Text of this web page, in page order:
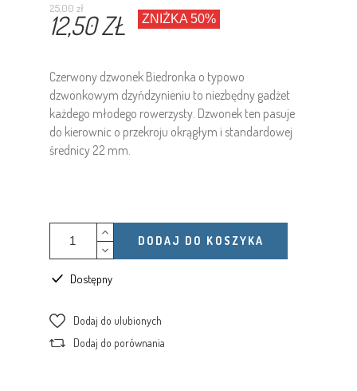
25,00 zł
12,50 ZŁ ZNIŻKA 50%
Czerwony dzwonek Biedronka o typowo
dzwonkowym dzyńdzynieniu to niezbędny gadżet
każdego młodego rowerzysty. Dzwonek ten pasuje
do kierownic o przekroju okrągłym i standardowej
średnicy 22 mm.
DODAJ DO KOSZYKA
Dostępny
Dodaj do ulubionych
Dodaj do porównania